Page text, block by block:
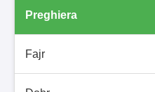
Preghiera
Fajr